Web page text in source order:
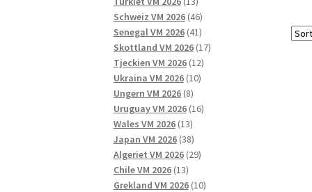
produkter
Schweiz VM 2026 4646
produkter
Senegal VM 2026 4141
produkter
Skottland VM 2026 1717
Tjeckien VM 2026 1212
produkter
Ukraina VM 2026 1010
Ungern VM 2026 88
produkter
Uruguay VM 2026 1616
Wales VM 2026 1313
produkter
Japan VM 2026 3838
produkter
Algeriet VM 2026 2929
Chile VM 2026 1313
produkter
Grekland VM 2026 1010